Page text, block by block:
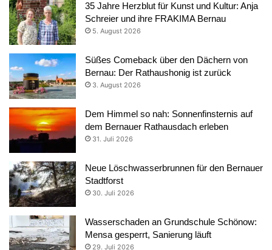
35 Jahre Herzblut für Kunst und Kultur: Anja
Schreier und ihre FRAKIMA Bernau
5. August 2026
Süßes Comeback über den Dächern von
Bernau: Der Rathaushonig ist zurück
3. August 2026
Dem Himmel so nah: Sonnenfinsternis auf
dem Bernauer Rathausdach erleben
31. Juli 2026
Neue Löschwasserbrunnen für den Bernauer
Stadtforst
30. Juli 2026
Wasserschaden an Grundschule Schönow:
Mensa gesperrt, Sanierung läuft
29. Juli 2026